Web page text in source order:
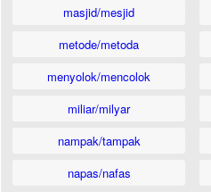
masjid/mesjid
metode/metoda
menyolok/mencolok
miliar/milyar
nampak/tampak
napas/nafas